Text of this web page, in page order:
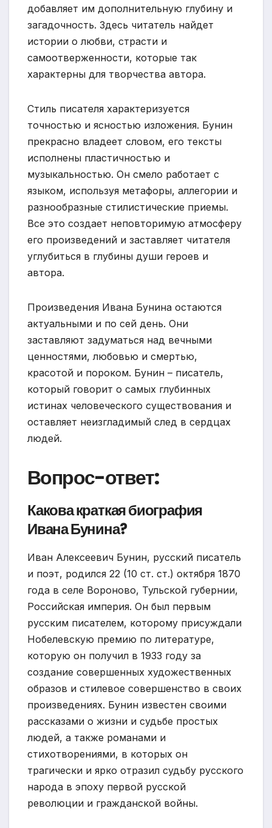
добавляет им дополнительную глубину и
загадочность. Здесь читатель найдет
истории о любви, страсти и
самоотверженности, которые так
характерны для творчества автора.
Стиль писателя характеризуется
точностью и ясностью изложения. Бунин
прекрасно владеет словом, его тексты
исполнены пластичностью и
музыкальностью. Он смело работает с
языком, используя метафоры, аллегории и
разнообразные стилистические приемы.
Все это создает неповторимую атмосферу
его произведений и заставляет читателя
углубиться в глубины души героев и
автора.
Произведения Ивана Бунина остаются
актуальными и по сей день. Они
заставляют задуматься над вечными
ценностями, любовью и смертью,
красотой и пороком. Бунин – писатель,
который говорит о самых глубинных
истинах человеческого существования и
оставляет неизгладимый след в сердцах
людей.
Вопрос-ответ:
Какова краткая биография
Ивана Бунина?
Иван Алексеевич Бунин, русский писатель
и поэт, родился 22 (10 ст. ст.) октября 1870
года в селе Вороново, Тульской губернии,
Российская империя. Он был первым
русским писателем, которому присуждали
Нобелевскую премию по литературе,
которую он получил в 1933 году за
создание совершенных художественных
образов и стилевое совершенство в своих
произведениях. Бунин известен своими
рассказами о жизни и судьбе простых
людей, а также романами и
стихотворениями, в которых он
трагически и ярко отразил судьбу русского
народа в эпоху первой русской
революции и гражданской войны.